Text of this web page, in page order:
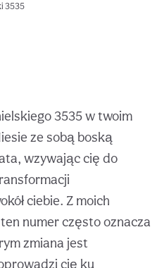
3535
3535 w twoim
ze sobą boską
wzywając cię do
ciebie. Z moich
numer często oznacza
zmiana jest
cię ku